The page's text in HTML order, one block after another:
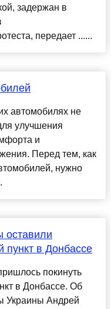
задержан в
передает ......
автомобилях не
улучшения
и
Перед тем, как
нужно
оставили
пункт в Донбассе
покинуть
в Донбассе. Об
Украины Андрей